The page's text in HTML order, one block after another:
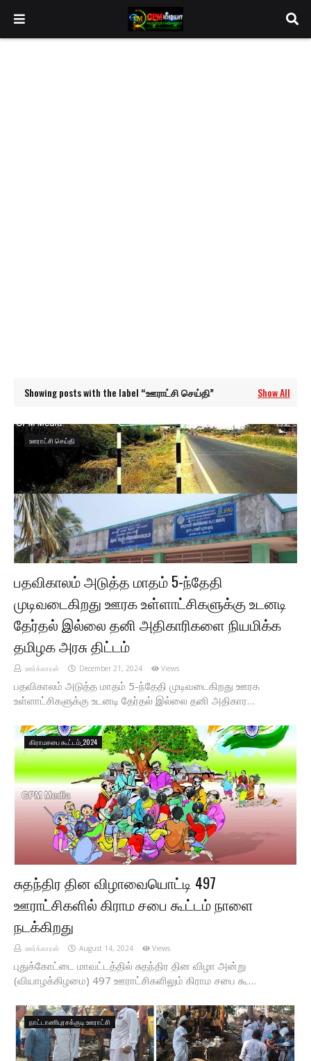
Showing posts with the label ஊராட்சி செய்தி Show All
ஊராட்சி செய்தி
பதவிகாலம் அடுத்த மாதம் 5-ந்தேதி
முடிவடைகிறது ஊரக உள்ளாட்சிகளுக்கு உடனடி
தேர்தல் இல்லை தனி அதிகாரிகளை நியமிக்க
தமிழக அரசு திட்டம்
ஊர்க்காரன் December 21, 2024 Views
பதவிகாலம் அடுத்த மாதம் 5-ந்தேதி முடிவடைகிறது ஊரக
உள்ளாட்சிகளுக்கு உடனடி தேர்தல் இல்லை தனி அதிகார…
கிராமசபை கூட்டம்_2024
சுதந்திர தின விழாவையொட்டி 497
ஊராட்சிகளில் கிராம சபை கூட்டம் நாளை
நடக்கிறது
ஊர்க்காரன் August 14, 2024 Views
புதுக்கோட்டை மாவட்டத்தில் சுதந்திர தின விழா அன்று
(வியாழக்கிழமை) 497 ஊராட்சிகளிலும் கிராம சபை கூ…
நாட்டாணிபுரசக்குடி ஊராட்சி